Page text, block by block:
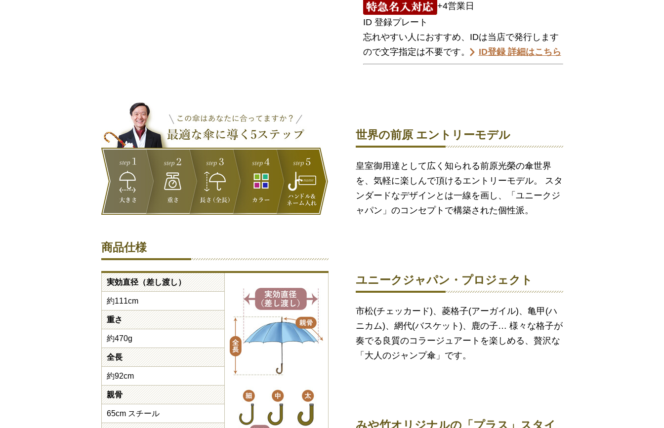
+4営業日
ID 登録プレート
忘れやすい人におすすめ、IDは当店で発行します
ので文字指定は不要です。
ID登録 詳細はこちら
商品仕様
実効直径（差し渡し）
約111cm
重さ
約470g
全長
約92cm
親骨
65cm スチール
世界の前原 エントリーモデル
皇室御用達として広く知られる前原光榮の傘世界
を、気軽に楽しんで頂けるエントリーモデル。 スタ
ンダードなデザインとは一線を画し、「ユニークジ
ャパン」のコンセプトで構築された個性派。
ユニークジャパン・プロジェクト
市松(チェッカード)、菱格子(アーガイル)、亀甲(ハ
ニカム)、網代(バスケット)、鹿の子… 様々な格子が
奏でる良質のコラージュアートを楽しめる、贅沢な
「大人のジャンプ傘」です。
みや竹オリジナルの「プラス」スタイ